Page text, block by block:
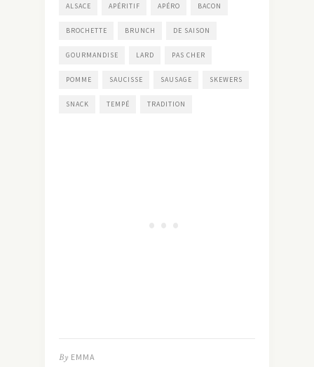
ALSACE APÉRITIF APÉRO BACON
BROCHETTE BRUNCH DE SAISON
GOURMANDISE LARD PAS CHER
POMME SAUCISSE SAUSAGE SKEWERS
SNACK TEMPÉ TRADITION
By EMMA